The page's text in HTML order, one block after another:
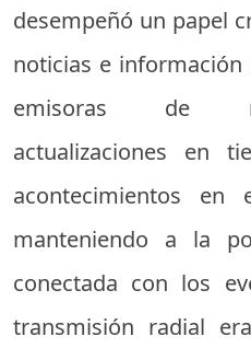
desempeñó un papel
noticias e
emisoras de
actualizaciones en
acontecimientos
manteniendo a la
conectada con los
transmisión radial